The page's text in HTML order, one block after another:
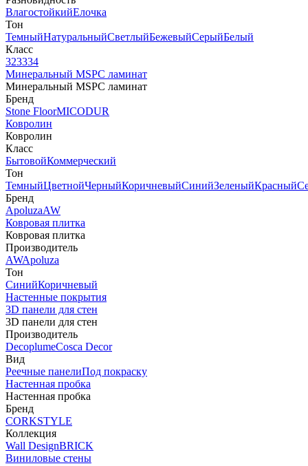
ВлагостойкийЕлочка
Тон
ТемныйНатуральныйСветлыйБежевыйСерыйБелый
Класс
323334
Минеральный MSPC ламинат
Минеральный MSPC ламинат
Бренд
Stone FloorMICODUR
Ковролин
Ковролин
Класс
БытовойКоммерческий
Тон
ТемныйЦветнойЧерныйКоричневыйСинийЗеленыйКрасный
Бренд
ApoluzaAW
Ковровая плитка
Ковровая плитка
Производитель
AWApoluza
Тон
СинийКоричневый
Настенные покрытия
3D панели для стен
3D панели для стен
Производитель
DecoplumeCosca Decor
Вид
Реечные панелиПод покраску
Настенная пробка
Настенная пробка
Бренд
CORKSTYLE
Коллекция
Wall DesignBRICK
Виниловые стены